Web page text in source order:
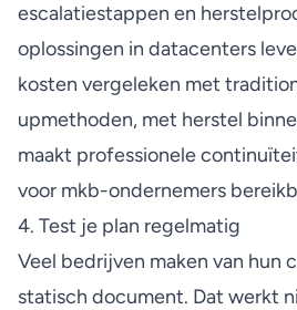
escalatiestappen en
oplossingen in datacenters
kosten vergeleken met
upmethoden, met herstel
maakt professionele
voor mkb-ondernemers
4. Test je plan regelmatig
Veel bedrijven maken van hun
statisch document. Dat werkt